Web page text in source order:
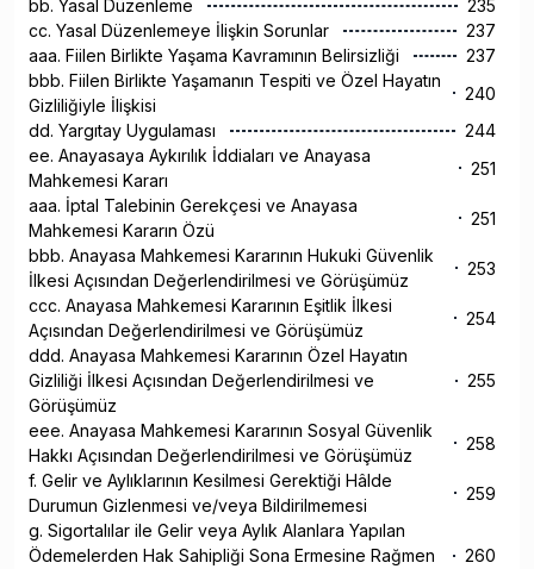
bb. Yasal Düzenleme
235
cc. Yasal Düzenlemeye İlişkin Sorunlar
237
aaa. Fiilen Birlikte Yaşama Kavramının Belirsizliği
237
bbb. Fiilen Birlikte Yaşamanın Tespiti ve Özel Hayatın
Gizliliğiyle İlişkisi
240
dd. Yargıtay Uygulaması
244
ee. Anayasaya Aykırılık İddiaları ve Anayasa
Mahkemesi Kararı
251
aaa. İptal Talebinin Gerekçesi ve Anayasa
Mahkemesi Kararın Özü
251
bbb. Anayasa Mahkemesi Kararının Hukuki Güvenlik
İlkesi Açısından Değerlendirilmesi ve Görüşümüz
253
ccc. Anayasa Mahkemesi Kararının Eşitlik İlkesi
Açısından Değerlendirilmesi ve Görüşümüz
254
ddd. Anayasa Mahkemesi Kararının Özel Hayatın
Gizliliği İlkesi Açısından Değerlendirilmesi ve
Görüşümüz
255
eee. Anayasa Mahkemesi Kararının Sosyal Güvenlik
Hakkı Açısından Değerlendirilmesi ve Görüşümüz
258
f. Gelir ve Aylıklarının Kesilmesi Gerektiği Hâlde
Durumun Gizlenmesi ve/veya Bildirilmemesi
259
g. Sigortalılar ile Gelir veya Aylık Alanlara Yapılan
Ödemelerden Hak Sahipliği Sona Ermesine Rağmen
260